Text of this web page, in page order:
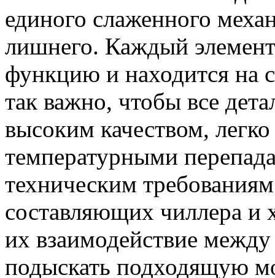
единого слаженного
лишнего. Каждый
функцию и находится на
так важно, чтобы все
высоким качеством,
температурными
техническим
составляющих чиллера и
их взаимодействие
подыскать подходящую